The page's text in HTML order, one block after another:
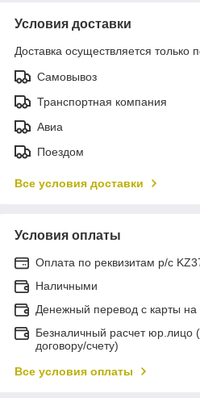
Условия доставки
Доставка осуществляется только
Самовывоз
Транспортная компания
Авиа
Поездом
Все условия доставки
Условия оплаты
Оплата по реквизитам р/с
Наличными
Денежный перевод с карты на
Безналичный расчет юр.лицо
договору/счету)
Все условия оплаты